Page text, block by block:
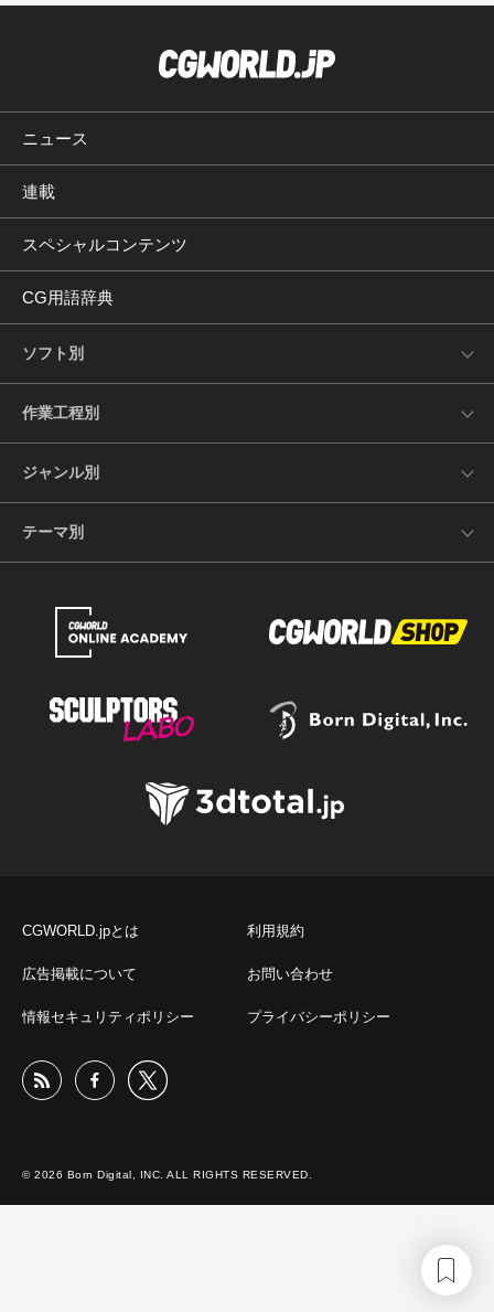
ニュース
連載
スペシャルコンテンツ
CG用語辞典
ソフト別
作業工程別
ジャンル別
テーマ別
CGWORLD.jpとは 利用規約
広告掲載について お問い合わせ
情報セキュリティポリシー プライバシーポリシー
© 2026 Born Digital, INC. ALL RIGHTS RESERVED.